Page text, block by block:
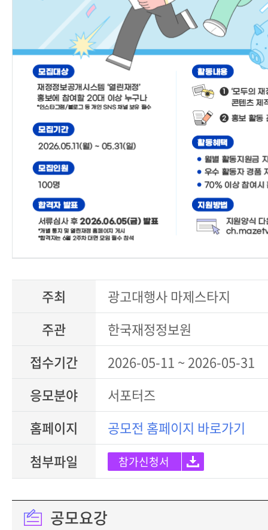
주최
광고대행사 마제스타지
주관
한국재정정보원
접수기간
2026-05-11 ~ 2026-05-31
응모분야
서포터즈
홈페이지
공모전 홈페이지 바로가기
첨부파일
참가신청서
공모요강